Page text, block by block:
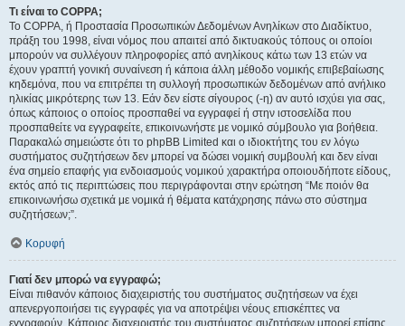
Τι είναι το COPPA;
Το COPPA, ή Προστασία Προσωπικών Δεδομένων Ανηλίκων στο Διαδίκτυο,
πράξη του 1998, είναι νόμος που απαιτεί από δικτυακούς τόπους οι οποίοι
μπορούν να συλλέγουν πληροφορίες από ανηλίκους κάτω των 13 ετών να
έχουν γραπτή γονική συναίνεση ή κάποια άλλη μέθοδο νομικής επιβεβαίωσης
κηδεμόνα, που να επιτρέπει τη συλλογή προσωπικών δεδομένων από ανήλικο
ηλικίας μικρότερης των 13. Εάν δεν είστε σίγουρος (-η) αν αυτό ισχύει για σας,
όπως κάποιος ο οποίος προσπαθεί να εγγραφεί ή στην ιστοσελίδα που
προσπαθείτε να εγγραφείτε, επικοινωνήστε με νομικό σύμβουλο για βοήθεια.
Παρακαλώ σημειώστε ότι το phpBB Limited και ο ιδιοκτήτης του εν λόγω
συστήματος συζητήσεων δεν μπορεί να δώσει νομική συμβουλή και δεν είναι
ένα σημείο επαφής για ενδοιασμούς νομικού χαρακτήρα οποιουδήποτε είδους,
εκτός από τις περιπτώσεις που περιγράφονται στην ερώτηση “Με ποιόν θα
επικοινωνήσω σχετικά με νομικά ή θέματα κατάχρησης πάνω στο σύστημα
συζητήσεων;”.
Κορυφή
Γιατί δεν μπορώ να εγγραφώ;
Είναι πιθανόν κάποιος διαχειριστής του συστήματος συζητήσεων να έχει
απενεργοποιήσει τις εγγραφές για να αποτρέψει νέους επισκέπτες να
εγγραφούν. Κάποιος διαχειριστής του συστήματος συζητήσεων μπορεί επίσης